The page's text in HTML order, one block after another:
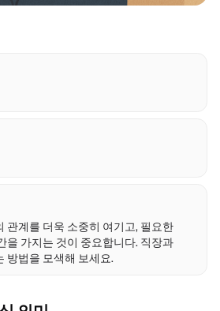
관계를 더욱 소중히 여기고, 필요한
을 가지는 것이 중요합니다. 직장과
방법을 모색해 보세요.